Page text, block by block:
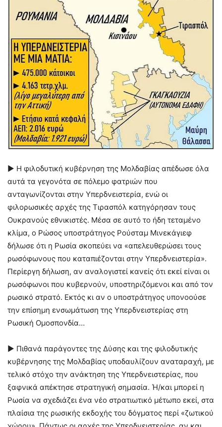
► Η φιλοδυτική κυβέρνηση της Μολδαβίας απέδωσε όλα
αυτά τα γεγονότα σε πόλεμο φατριών που
ανταγωνίζονται στην Υπερδνειστερία, ενώ οι
φιλορωσικές αρχές της Τιρασπόλ κατηγόρησαν τους
Ουκρανούς εθνικιστές. Μέσα σε αυτό το ήδη τεταμένο
κλίμα, ο Ρώσος υποστράτηγος Ρούσταμ Μινεκάγιεφ
δήλωσε ότι η Ρωσία σκοπεύει να «απελευθερώσει τους
ρωσόφωνους που καταπιέζονται στην Υπερδνειστερία».
Περίεργη δήλωση, αν αναλογιστεί κανείς ότι εκεί είναι οι
ρωσόφωνοι που κυβερνούν, υποστηριζόμενοι και από τον
ρωσικό στρατό. Εκτός κι αν ο υποστράτηγος υπονοούσε
την επίσημη ενσωμάτωση της Υπερδνειστερίας στη
Ρωσική Ομοσπονδία…
► Πιθανά παράγοντες της Δύσης και της φιλοδυτικής
κυβέρνησης της Μολδαβίας υποδαυλίζουν αναταραχή, με
τελικό στόχο την ανάκτηση της Υπερδνειστερίας, που
ξαφνικά απέκτησε στρατηγική σημασία. Ή/και μπορεί η
Ρωσία να σχεδιάζει ένα νέο στρατιωτικό μέτωπο εκεί, στα
πλαίσια της ρωσικής εκδοχής του δόγματος περί «ζωτικού